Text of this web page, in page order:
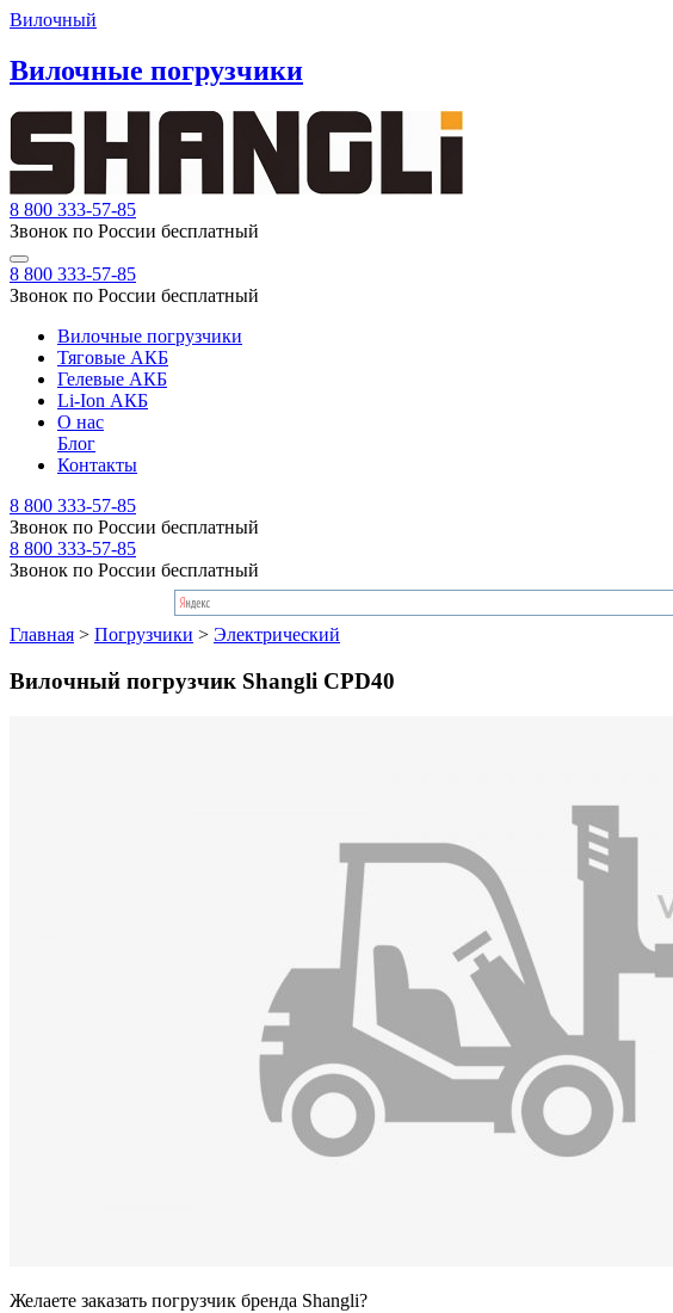
Вилочный
Вилочные погрузчики
8 800 333-57-85
Звонок по России бесплатный
8 800 333-57-85
Звонок по России бесплатный
Вилочные погрузчики
Тяговые АКБ
Гелевые АКБ
Li-Ion АКБ
О нас
Блог
Контакты
8 800 333-57-85
Звонок по России бесплатный
8 800 333-57-85
Звонок по России бесплатный
Главная > Погрузчики > Электрический
Вилочный погрузчик Shangli CPD40
Желаете заказать погрузчик бренда Shangli?